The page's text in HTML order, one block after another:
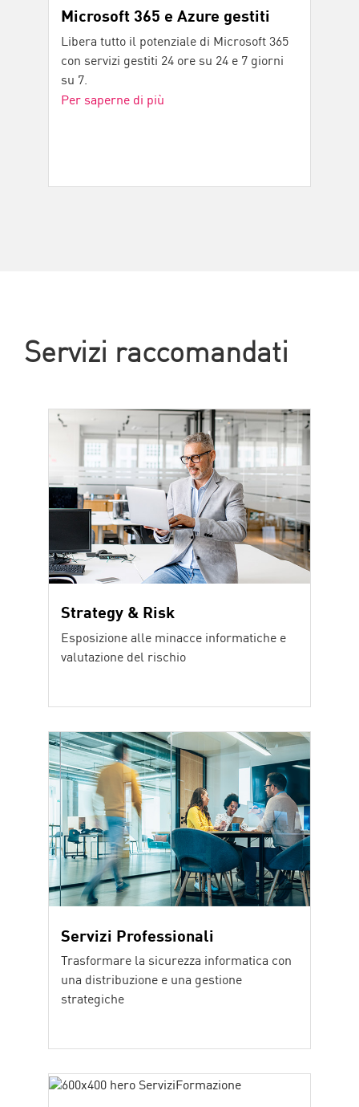
Microsoft 365 e Azure gestiti
Libera tutto il potenziale di Microsoft 365
con servizi gestiti 24 ore su 24 e 7 giorni
su 7.
Per saperne di più
Servizi raccomandati
Strategy & Risk
Esposizione alle minacce informatiche e
valutazione del rischio
Servizi Professionali
Trasformare la sicurezza informatica con
una distribuzione e una gestione
strategiche